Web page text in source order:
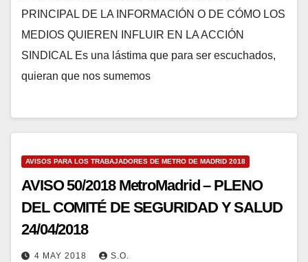
PRINCIPAL DE LA INFORMACIÓN O DE CÓMO LOS
MEDIOS QUIEREN INFLUIR EN LA ACCIÓN
SINDICAL Es una lástima que para ser escuchados,
quieran que nos sumemos
AVISOS PARA LOS TRABAJADORES DE METRO DE MADRID 2018
AVISO 50/2018 MetroMadrid – PLENO
DEL COMITÉ DE SEGURIDAD Y SALUD
24/04/2018
4 MAY 2018 S.O.